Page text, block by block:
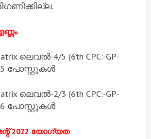
ലെവൽ-4/5 (6th CPC:-GP-
പോസ്റ്റുകൾ
ലെവൽ-2/3 (6th CPC:-GP-
പോസ്റ്റുകൾ
2022 യോഗ്യത